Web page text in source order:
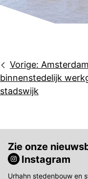
Bericht
navigatie
Vorige:
binnenstedelijk
stadswijk
Zie onze
Instagram
Urhahn stedenbouw en